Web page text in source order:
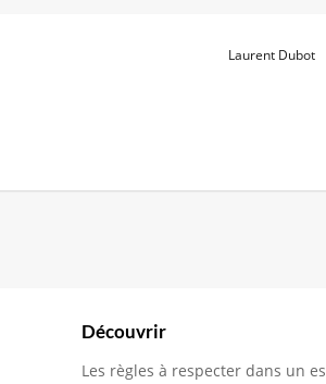
Laurent Dubot
Découvrir
Les règles à respecter dans un